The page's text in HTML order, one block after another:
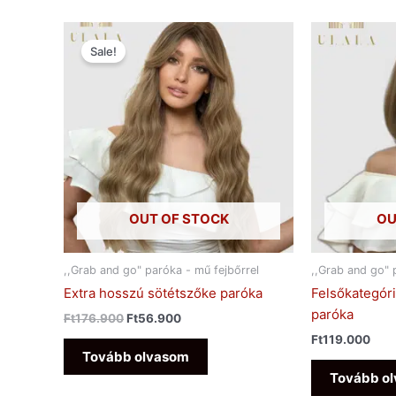
OUT OF STOCK
Sale!
,,Grab and go" paróka - mű fejbőrrel
Extra hosszú sötétszőke paróka
Ft176.900
Original
price
was:
Ft176.900.
Ft56.900
Current
price
is:
Ft56.900.
Tovább olvasom
,,Grab and
paróka
Ft119.000
Tovább